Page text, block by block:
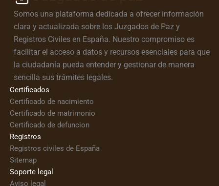
Somos una plataforma dedicada a ofrecer información
clara y actualizada sobre los Juzgados de Paz y
Registros Civiles en España. Nuestro compromiso es
facilitar el acceso a datos y recursos esenciales para que
la ciudadanía pueda entender y gestionar de manera
sencilla sus trámites legales.
Certificados
Certificado de nacimiento
Certificado de matrimonio
Certificado de defuncion
Registros
Registros civiles de España
Sitemap
Soporte legal
Aviso legal